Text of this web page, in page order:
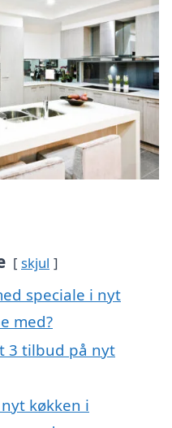
skjul
speciale i nyt
med?
3 tilbud på nyt
køkken i